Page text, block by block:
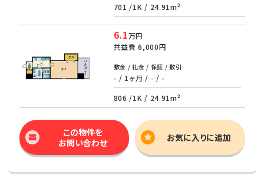
701 /1K / 24.91m²
6.1万円
共益費6,000円
敷金 / 礼金 / 保証 / 敷引
- / 1ヶ月 / - / -
806 /1K / 24.91m²
この物件を
お問い合わせ
お気に入りに追加